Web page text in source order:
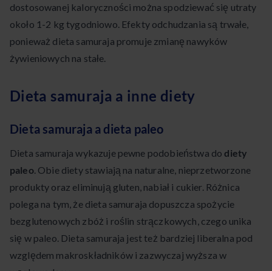
dostosowanej kaloryczności można spodziewać się utraty
około 1-2 kg tygodniowo. Efekty odchudzania są trwałe,
ponieważ dieta samuraja promuje zmianę nawyków
żywieniowych na stałe.
Dieta samuraja a inne diety
Dieta samuraja a dieta paleo
Dieta samuraja wykazuje pewne podobieństwa do diety
paleo. Obie diety stawiają na naturalne, nieprzetworzone
produkty oraz eliminują gluten, nabiał i cukier. Różnica
polega na tym, że dieta samuraja dopuszcza spożycie
bezglutenowych zbóż i roślin strączkowych, czego unika
się w paleo. Dieta samuraja jest też bardziej liberalna pod
względem makroskładników i zazwyczaj wyższa w